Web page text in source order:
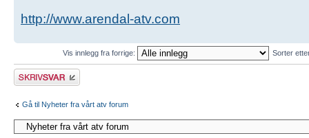
http://www.arendal-atv.com
Vis innlegg fra forrige: Sorter
Skriv et svar
Gå til Nyheter fra vårt atv forum